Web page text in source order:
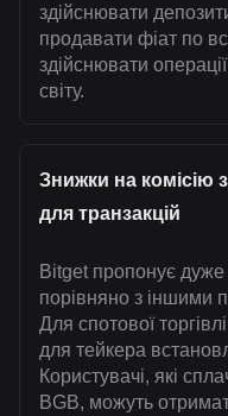
здійснювати
продавати фіат по
здійснювати
світу.
Знижки на комісію
для транзакцій
Bitget пропонує дуже
порівняно з іншими
Для спотової
для тейкера
Користувачі, які
BGB, можуть